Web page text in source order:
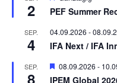
2 PEF Summer
SEP.
4
04.09.2026 -
IFA Next / IFA
SEP. Hervorgehoben
08.09.2026 -
IPEM Global